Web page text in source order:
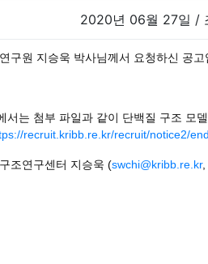
2020년 06월 27일 /
구원 지승욱 박사님께서 요청하신 공고
서는 첨부 파일과 같이 단백질 구조 모
recruit.kribb.re.kr/recruit/notice2/
조연구센터 지승욱 (swchi@kribb.re.kr,